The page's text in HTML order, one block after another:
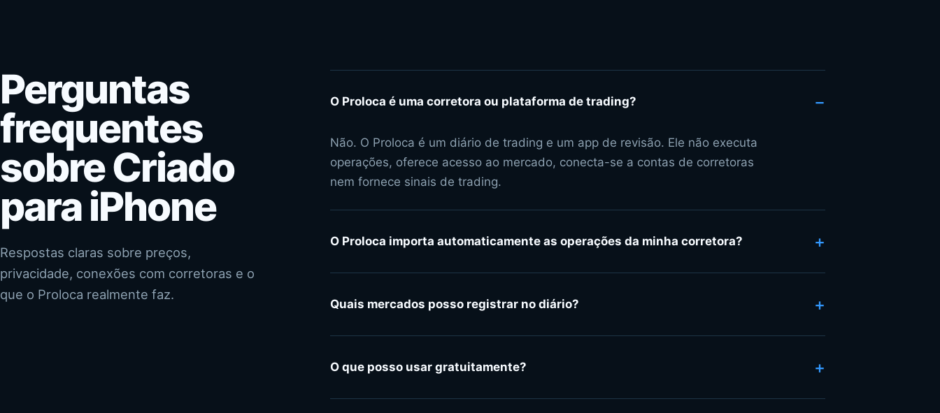
Perguntas
frequentes
sobre Criado
para iPhone
Respostas claras sobre preços,
privacidade, conexões com corretoras e o
que o Proloca realmente faz.
O Proloca é uma corretora ou plataforma de trading? −
Não. O Proloca é um diário de trading e um app de revisão. Ele não executa
operações, oferece acesso ao mercado, conecta-se a contas de corretoras
nem fornece sinais de trading.
O Proloca importa automaticamente as operações da minha corretora? +
Quais mercados posso registrar no diário? +
O que posso usar gratuitamente? +